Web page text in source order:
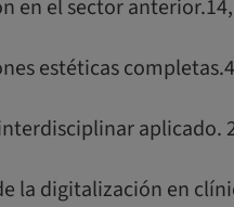
en el sector
estéticas
aplicado.
la digitalización en